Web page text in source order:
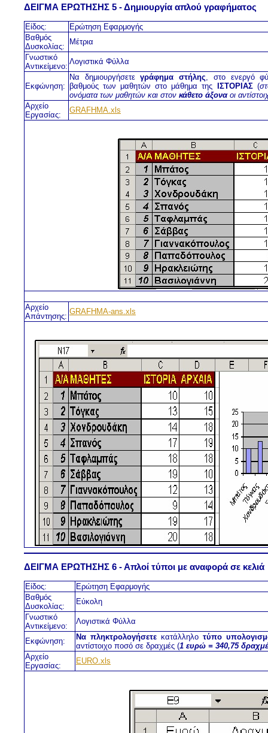
ΔΕΙΓΜΑ ΕΡΩΤΗΣΗΣ 5 - Δημιουργία απλού γραφήματος
Είδος:
Ερώτηση Εφαρμογής
Βαθμός
Δυσκολίας:
Μέτρια
Γνωστικό
Αντικείμενο:
Λογιστικά Φύλλα
Εκφώνηση:
Να δημιουργήσετεγράφημα στήλης , στο ενεργό
βαθμούς των μαθητών στο μάθημα της ΙΣΤΟΡΙΑΣ(
ονόματα των μαθητών και στον κάθετο άξοναοι
Αρχείο
Εργασίας:
GRAFHMA.xls
Αρχείο
Απάντησης:
GRAFHMA-ans.xls
ΔΕΙΓΜΑ ΕΡΩΤΗΣΗΣ 6 - Απλοί τύποι με αναφορά σε κελιά
Είδος:
Ερώτηση Εφαρμογής
Βαθμός
Δυσκολίας:
Εύκολη
Γνωστικό
Αντικείμενο:
Λογιστικά Φύλλα
Εκφώνηση: Να πληκτρολογήσετε κατάλληλο τύπο
αντίστοιχο ποσό σε δραχμές (1 ευρώ = 340,75
Αρχείο
Εργασίας:
EURO.xls